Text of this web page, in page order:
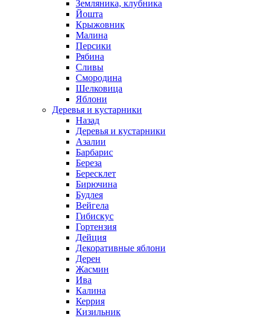
Земляника, клубника
Йошта
Крыжовник
Малина
Персики
Рябина
Сливы
Смородина
Шелковица
Яблони
Деревья и кустарники
Назад
Деревья и кустарники
Азалии
Барбарис
Береза
Бересклет
Бирючина
Будлея
Вейгела
Гибискус
Гортензия
Дейция
Декоративные яблони
Дерен
Жасмин
Ива
Калина
Керрия
Кизильник